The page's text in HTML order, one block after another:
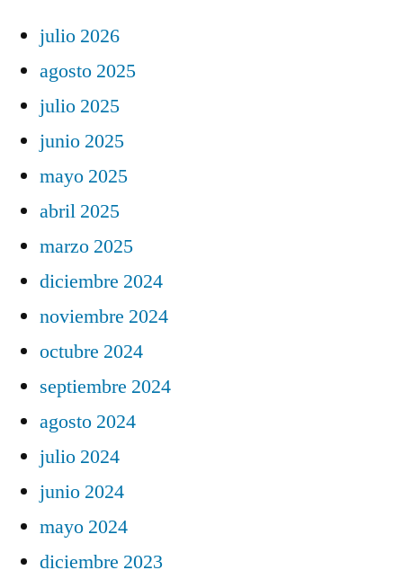
julio 2026
agosto 2025
julio 2025
junio 2025
mayo 2025
abril 2025
marzo 2025
diciembre 2024
noviembre 2024
octubre 2024
septiembre 2024
agosto 2024
julio 2024
junio 2024
mayo 2024
diciembre 2023